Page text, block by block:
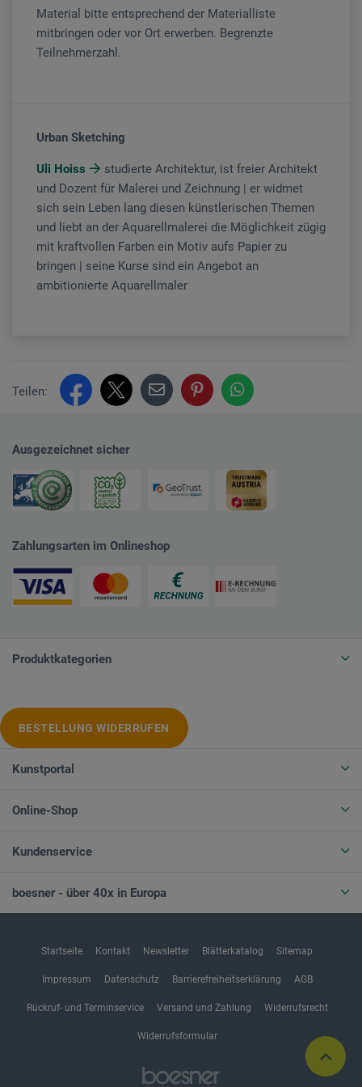
Material bitte entsprechend der Materialliste
mitbringen oder vor Ort erwerben. Begrenzte
Teilnehmerzahl.
Urban Sketching
Uli Hoiss
studierte Architektur, ist freier Architekt
und Dozent für Malerei und Zeichnung | er widmet
sich sein Leben lang diesen künstlerischen Themen
und liebt an der Aquarellmalerei die Möglichkeit zügig
mit kraftvollen Farben ein Motiv aufs Papier zu
bringen | seine Kurse sind ein Angebot an
ambitionierte Aquarellmaler
Teilen:
Ausgezeichnet sicher
Zahlungsarten im Onlineshop
Produktkategorien
BESTELLUNG WIDERRUFEN
Kunstportal
Online-Shop
Kundenservice
boesner - über 40x in Europa
Startseite Kontakt Newsletter Blätterkatalog Sitemap
Impressum Datenschutz Barrierefreiheitserklärung AGB
Rückruf- und Terminservice Versand und Zahlung Widerrufsrecht
Widerrufsformular